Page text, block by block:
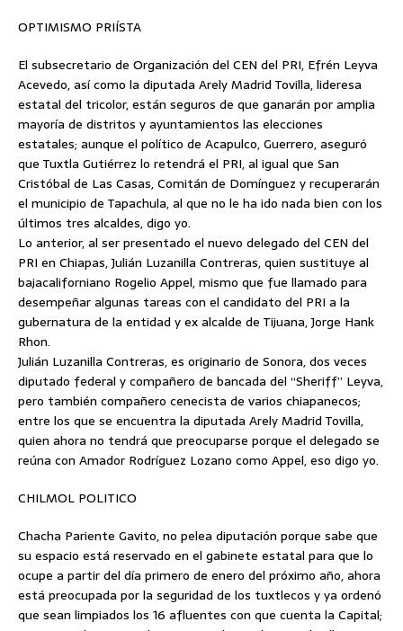
OPTIMISMO PRIÍSTA
El subsecretario de Organización del CEN del PRI, Efrén Leyva
Acevedo, así como la diputada Arely Madrid Tovilla, lideresa
estatal del tricolor, están seguros de que ganarán por amplia
mayoría de distritos y ayuntamientos las elecciones
estatales; aunque el político de Acapulco, Guerrero, aseguró
que Tuxtla Gutiérrez lo retendrá el PRI, al igual que San
Cristóbal de Las Casas, Comitán de Domínguez y recuperarán
el municipio de Tapachula, al que no le ha ido nada bien con los
últimos tres alcaldes, digo yo.
Lo anterior, al ser presentado el nuevo delegado del CEN del
PRI en Chiapas, Julián Luzanilla Contreras, quien sustituye al
bajacaliforniano Rogelio Appel, mismo que fue llamado para
desempeñar algunas tareas con el candidato del PRI a la
gubernatura de la entidad y ex alcalde de Tijuana, Jorge Hank
Rhon.
Julián Luzanilla Contreras, es originario de Sonora, dos veces
diputado federal y compañero de bancada del “Sheriff” Leyva,
pero también compañero cenecista de varios chiapanecos;
entre los que se encuentra la diputada Arely Madrid Tovilla,
quien ahora no tendrá que preocuparse porque el delegado se
reúna con Amador Rodríguez Lozano como Appel, eso digo yo.
CHILMOL POLITICO
Chacha Pariente Gavito, no pelea diputación porque sabe que
su espacio está reservado en el gabinete estatal para que lo
ocupe a partir del día primero de enero del próximo año, ahora
está preocupada por la seguridad de los tuxtlecos y ya ordenó
que sean limpiados los 16 afluentes con que cuenta la Capital;